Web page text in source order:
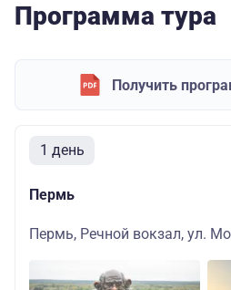
Программа тура
Получить
1 день
Пермь
Пермь, Речной вокзал, ул.